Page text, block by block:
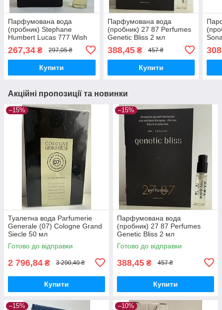
Парфумована вода
(пробник) Stephane
Humbert Lucas 777 Wish
267,34 ₴ 297,05 ₴
Купити
Парфумована вода
(пробник) 27 87 Perfumes
Genetic Bliss 2 мл
388,45₴ 457 ₴
Купити
Акційні пропозиції та новинки
–15%
Туалетна вода Parfumerie
Generale (07) Cologne Grand
Siecle 50 мл
Готово до відправки
2 796,84 ₴ 3 290,40 ₴
Купити
–15%
Парфумована вода
(пробник) 27 87 Perfumes
Genetic Bliss 2 мл
Готово до відправки
388,45 ₴ 457 ₴
Купити
–15% –10%